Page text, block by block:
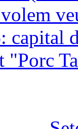
capital
"Porc